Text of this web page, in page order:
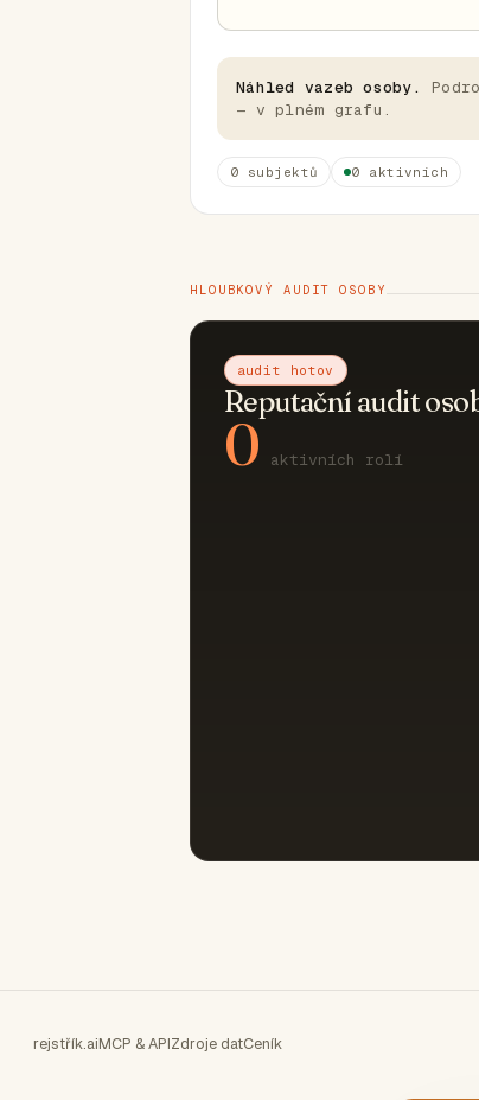
Náhled vazeb osoby.
— v plném grafu.
0 subjektů 0 aktivních
HLOUBKOVÝ AUDIT OSOBY
audit hotov
Reputační audit
0 aktivních rolí
rejstřík.aiMCP & APIZdroje datCeník